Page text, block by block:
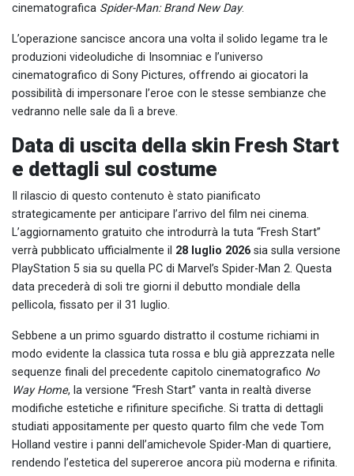
cinematografica Spider-Man: Brand New Day.
L’operazione sancisce ancora una volta il solido legame tra le
produzioni videoludiche di Insomniac e l’universo
cinematografico di Sony Pictures, offrendo ai giocatori la
possibilità di impersonare l’eroe con le stesse sembianze che
vedranno nelle sale da lì a breve.
Data di uscita della skin Fresh Start
e dettagli sul costume
Il rilascio di questo contenuto è stato pianificato
strategicamente per anticipare l’arrivo del film nei cinema.
L’aggiornamento gratuito che introdurrà la tuta “Fresh Start”
verrà pubblicato ufficialmente il 28 luglio 2026 sia sulla versione
PlayStation 5 sia su quella PC di Marvel’s Spider-Man 2. Questa
data precederà di soli tre giorni il debutto mondiale della
pellicola, fissato per il 31 luglio.
Sebbene a un primo sguardo distratto il costume richiami in
modo evidente la classica tuta rossa e blu già apprezzata nelle
sequenze finali del precedente capitolo cinematografico No
Way Home, la versione “Fresh Start” vanta in realtà diverse
modifiche estetiche e rifiniture specifiche. Si tratta di dettagli
studiati appositamente per questo quarto film che vede Tom
Holland vestire i panni dell’amichevole Spider-Man di quartiere,
rendendo l’estetica del supereroe ancora più moderna e rifinita.